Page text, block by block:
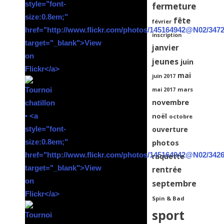
fermeture
février fête
inscription
janvier
jeunes juin
juin 2017 mai
mai 2017 mars
novembre
noël octobre
ouverture
photos
raquette
rentrée
septembre
Spin & Bad
sport